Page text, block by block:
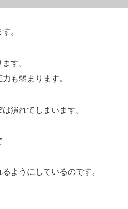
。
す。
も弱まります。
潰れてしまいます。
ようにしているのです。